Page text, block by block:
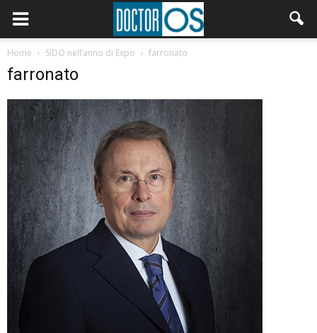
Home SIDO nell’anno di Expo farronato
farronato